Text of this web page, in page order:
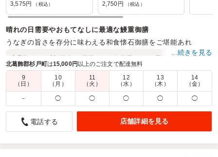
3,575円
（税込）
2,750円
（税込）
晴れの日需要やおもてなしに最適な鰻重御膳
うなぎの旨さを存分に味わえる和食懐石御膳をご堪能あれ
1,804円～7,150円
配達時間： 6:00～17:00
内容がとてもよかったです
4.0 ノーベルファーマ株式会社
勉強会のお客さん昼食用で利用しました。女性が中心であっ
たので、量よりも中身重視でしたがとても評判が良かったで
…続きを見る
北葛飾郡杉戸町は15,000円 以上のご注文で配達無料
9
（日）
10
（月）
11
（火）
12
（水）
13
（木）
14
（金）
－ ◯ ◯ ◯ ◯ ◯
電話する 店舗詳細を見る